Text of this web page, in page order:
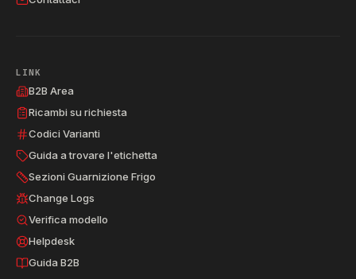
LINK
B2B Area
Ricambi su richiesta
Codici Varianti
Guida a trovare l'etichetta
Sezioni Guarnizione Frigo
Change Logs
Verifica modello
Helpdesk
Guida B2B